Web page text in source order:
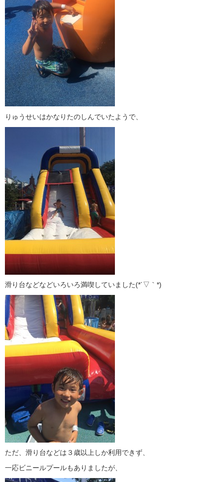
りゅうせいはかなりたのしんでいたようで、
滑り台などなどいろいろ満喫していました(*´▽｀*)
ただ、滑り台などは３歳以上しか利用できず、
一応ビニールプールもありましたが、